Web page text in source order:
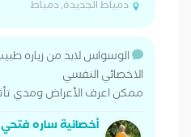
دمياط الجديدة, دمياط
الوسواس لابد من زياره
الاخصائي النفسي
ممكن اعرف الأعراض ومدي
أخصائية ساره